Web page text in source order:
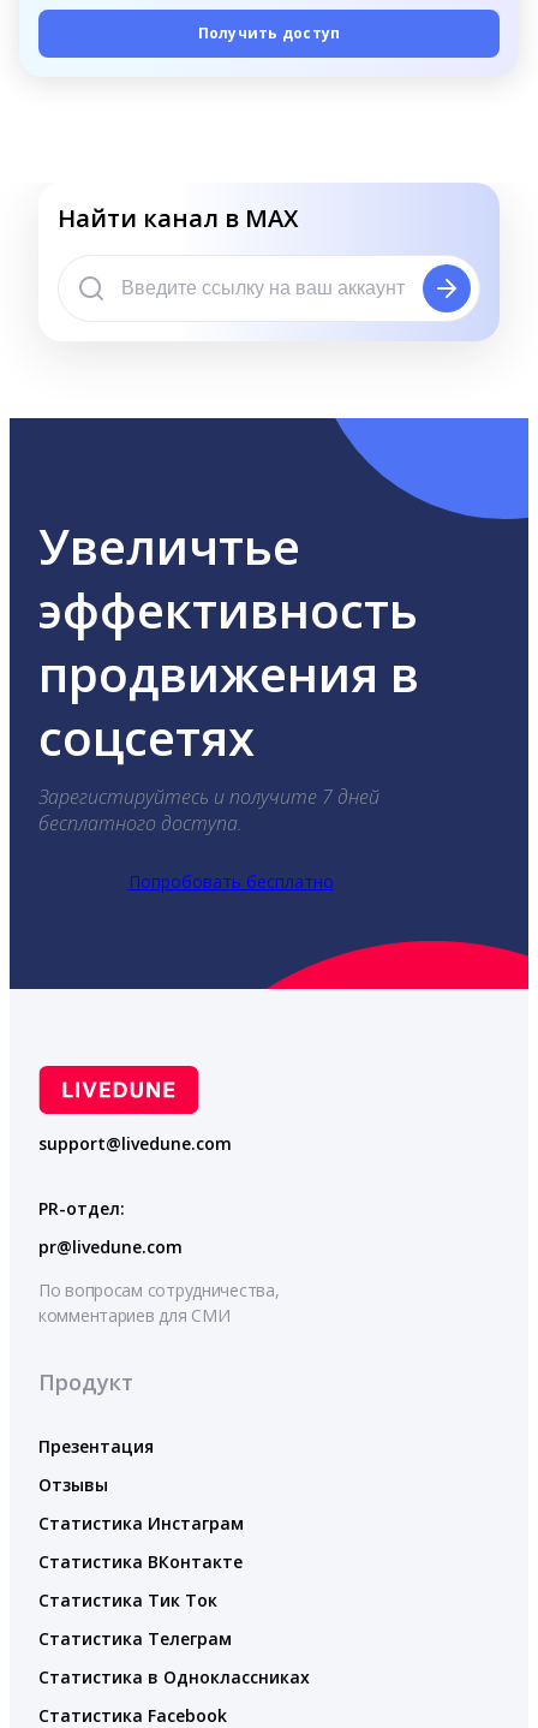
Получить доступ
Найти канал в MAX
Увеличтье
эффективность
продвижения в
соцсетях
Зарегистируйтесь и получите 7 дней
бесплатного доступа.
Попробовать бесплатно
support@livedune.com
PR-отдел:
pr@livedune.com
По вопросам сотрудничества,
комментариев для СМИ
Продукт
Презентация
Отзывы
Статистика Инстаграм
Статистика ВКонтакте
Статистика Тик Ток
Статистика Телеграм
Статистика в Одноклассниках
Статистика Facebook